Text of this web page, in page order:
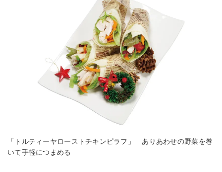
「トルティーヤローストチキンピラフ」 ありあわせの野菜を巻
いて手軽につまめる